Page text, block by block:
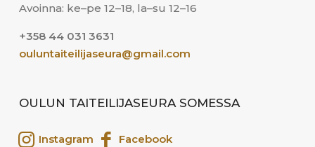
Avoinna: ke–pe 12–18, la–su 12–16
+358 44 031 3631
ouluntaiteilijaseura@gmail.com
OULUN TAITEILIJASEURA SOMESSA
Instagram Facebook